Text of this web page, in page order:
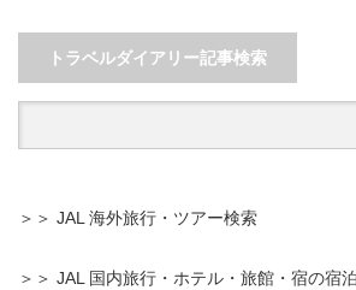
トラベルダイアリー記事検索
＞＞ JAL 海外旅行・ツアー検索
＞＞ JAL 国内旅行・ホテル・旅館・宿の宿